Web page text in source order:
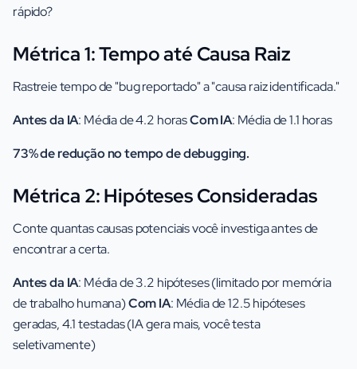
rápido?
Métrica 1: Tempo até Causa Raiz
Rastreie tempo de "bug reportado" a "causa raiz identificada."
Antes da IA: Média de 4.2 horasCom IA: Média de 1.1 horas
73% de redução no tempo de debugging.
Métrica 2: Hipóteses Consideradas
Conte quantas causas potenciais você investiga antes de
encontrar a certa.
Antes da IA: Média de 3.2 hipóteses (limitado por memória
de trabalho humana)Com IA: Média de 12.5 hipóteses
geradas, 4.1 testadas (IA gera mais, você testa
seletivamente)